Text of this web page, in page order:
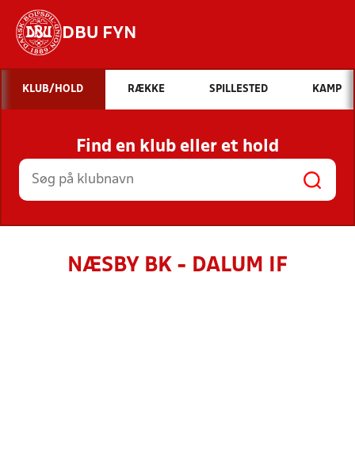
DBU FYN
Hvad vil du søge efter?
INDHOLD OG NYHEDER
STILLINGER, RESULTATER, KLUBBER OG
HOLD
KLUB/HOLD RÆKKE SPILLESTED KAMP
Find en klub eller et hold
NÆSBY BK - DALUM IF